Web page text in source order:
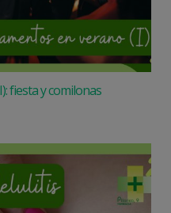
fiesta y comilonas